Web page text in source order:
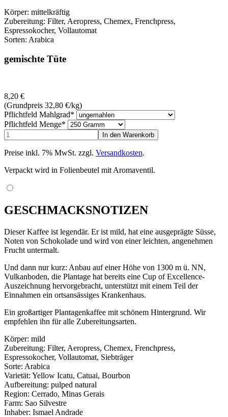
Körper: mittelkräftig
Zubereitung: Filter, Aeropress, Chemex, Frenchpress,
Espressokocher, Vollautomat
Sorten: Arabica
gemischte Tüte
8,20 €
(Grundpreis 32,80 €/kg)
Pflichtfeld Mahlgrad*
Pflichtfeld Menge*
Preise inkl. 7% MwSt. zzgl. Versandkosten.
Verpackt wird in Folienbeutel mit Aromaventil.
GESCHMACKSNOTIZEN
Dieser Kaffee ist legendär. Er ist mild, hat eine ausgeprägte Süsse,
Noten von Schokolade und wird von einer leichten, angenehmen
Frucht untermalt.
Und dann nur kurz: Anbau auf einer Höhe von 1300 m ü. NN,
Vulkanboden, die Plantage hat bereits eine Cup of Excellence-
Auszeichnung hervorgebracht, unterstützt mit einem Teil der
Einnahmen ein ortsansässiges Krankenhaus.
Ein großartiger Plantagenkaffee mit schönem Hintergrund. Wir
empfehlen ihn für alle Zubereitungsarten.
Körper: mild
Zubereitung: Filter, Aeropress, Chemex, Frenchpress,
Espressokocher, Vollautomat, Siebträger
Sorte: Arabica
Varietät: Yellow Icatu, Catuai, Bourbon
Aufbereitung: pulped natural
Region: Cerrado, Minas Gerais
Farm: Sao Silvestre
Inhaber: Ismael Andrade